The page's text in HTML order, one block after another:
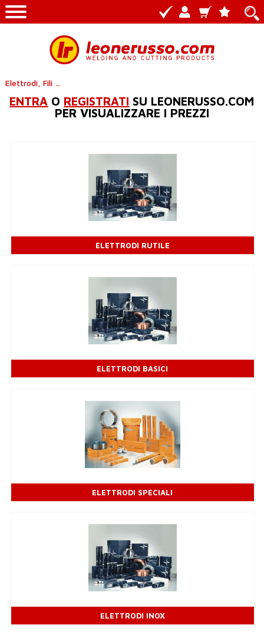
Elettrodi, Fili e bacchette
ENTRA O REGISTRATI SU LEONERUSSO.COM
PER VISUALIZZARE I PREZZI
ELETTRODI RUTILE
ELETTRODI BASICI
ELETTRODI SPECIALI
ELETTRODI INOX